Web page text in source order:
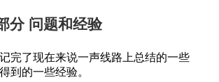
分 问题和经验
完了现在来说一声线路上总结的一些
到的一些经验。